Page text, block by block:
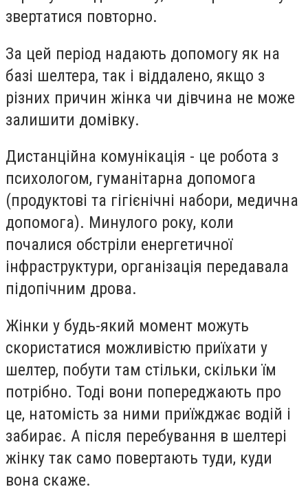
звертатися повторно.
За цей період надають допомогу як на
базі шелтера, так і віддалено, якщо з
різних причин жінка чи дівчина не може
залишити домівку.
Дистанційна комунікація - це робота з
психологом, гуманітарна допомога
(продуктові та гігієнічні набори, медична
допомога). Минулого року, коли
почалися обстріли енергетичної
інфраструктури, організація передавала
підопічним дрова.
Жінки у будь-який момент можуть
скористатися можливістю приїхати у
шелтер, побути там стільки, скільки їм
потрібно. Тоді вони попереджають про
це, натомість за ними приїжджає водій і
забирає. А після перебування в шелтері
жінку так само повертають туди, куди
вона скаже.